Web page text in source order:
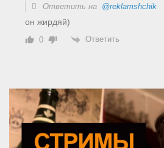
Ответить на @reklamshchik
он жирдяй)
0 Ответить